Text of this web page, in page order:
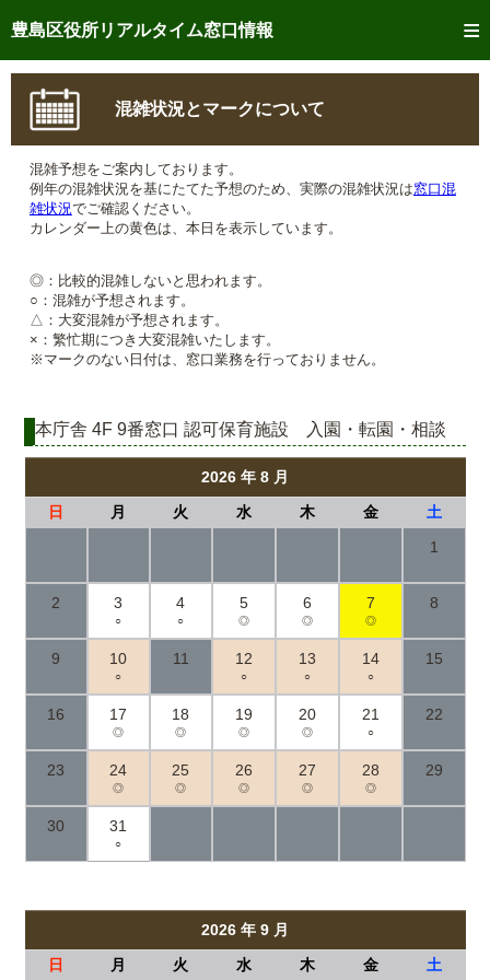
豊島区役所リアルタイム窓口情報
トップページへ
ご利用方法
事前予約
予約状況確認
リアルタイム窓口混雑状況
リアルタイム 交付状況確認
メール通知登録
混雑予想カレンダー
混雑状況とマークについて
混雑予想をご案内しております。
例年の混雑状況を基にたてた予想のため、実際の混雑状況は窓口混
雑状況でご確認ください。
カレンダー上の黄色は、本日を表示しています。
◎：比較的混雑しないと思われます。
○：混雑が予想されます。
△：大変混雑が予想されます。
×：繁忙期につき大変混雑いたします。
※マークのない日付は、窓口業務を行っておりません。
本庁舎 4F 9番窓口 認可保育施設 入園・転園・相談
2026 年 8 月
日
月 火 水 木 金
土
1
2 3
○
4
○
5
◎
6
◎
7
◎
8
9 10
○
11 12
○
13
○
14
○
15
16 17
◎
18
◎
19
◎
20
◎
21
○
22
23 24
◎
25
◎
26
◎
27
◎
28
◎
29
30 31
○
2026 年 9 月
日
月 火 水 木 金 土